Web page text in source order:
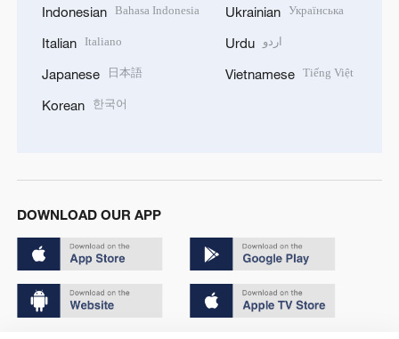
Indonesian Bahasa Indonesia
Italian Italiano
Japanese 日本語
Korean 한국어
Ukrainian Українська
Urdu اردو
Vietnamese Tiếng Việt
DOWNLOAD OUR APP